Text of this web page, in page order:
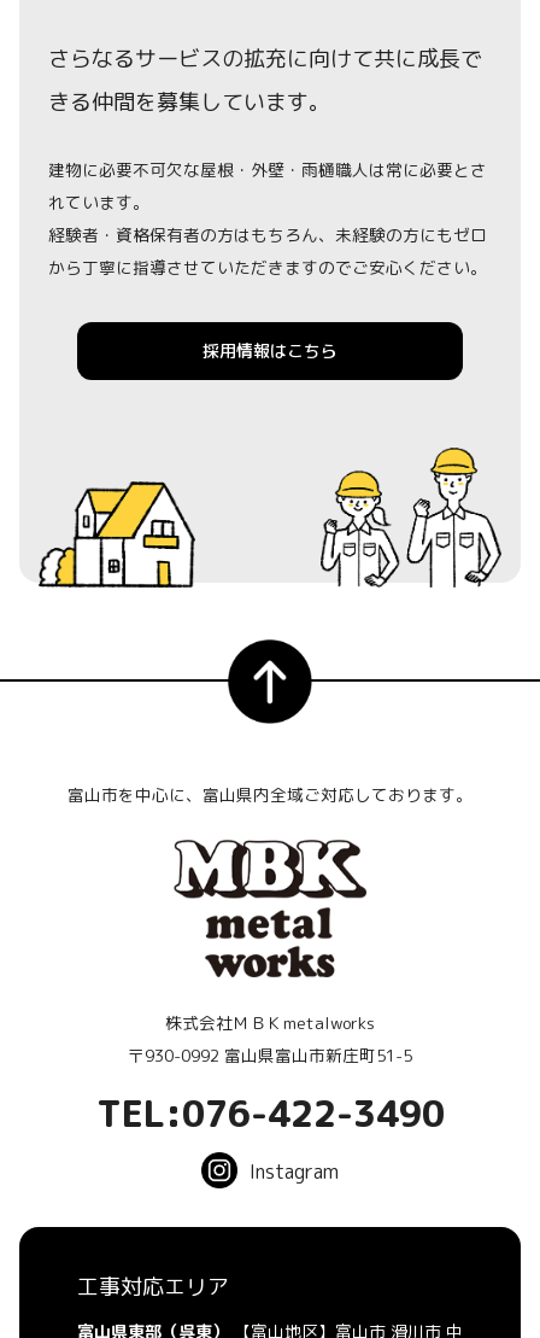
さらなるサービスの拡充に向けて共に成長で
きる仲間を募集しています。
建物に必要不可欠な屋根・外壁・雨樋職人は常に必要とさ
れています。
経験者・資格保有者の方はもちろん、未経験の方にもゼロ
から丁寧に指導させていただきますのでご安心ください。
採用情報はこちら
富山市を中心に、富山県内全域ご対応しております。
株式会社ＭＢＫmetalworks
〒930-0992 富山県富山市新庄町51-5
TEL:076-422-3490
Instagram
工事対応エリア
富山県東部（呉東） 【富山地区】富山市 滑川市 中